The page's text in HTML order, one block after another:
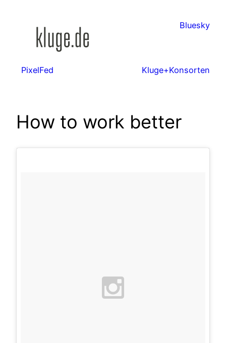
Bluesky
PixelFed Kluge+Konsorten
How to work better